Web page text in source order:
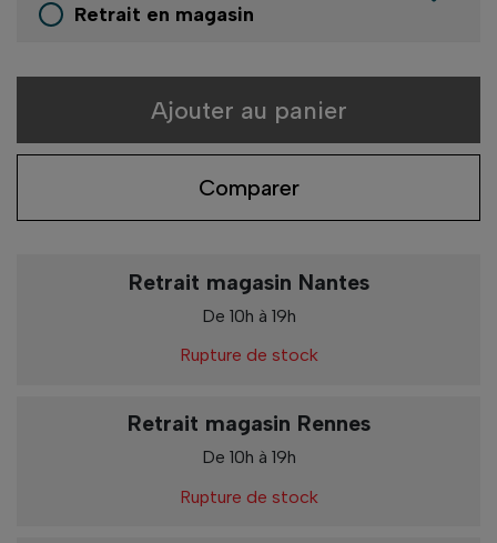
Retrait en magasin
Ajouter au panier
Comparer
Retrait magasin Nantes
De 10h à 19h
Rupture de stock
Retrait magasin Rennes
De 10h à 19h
Rupture de stock